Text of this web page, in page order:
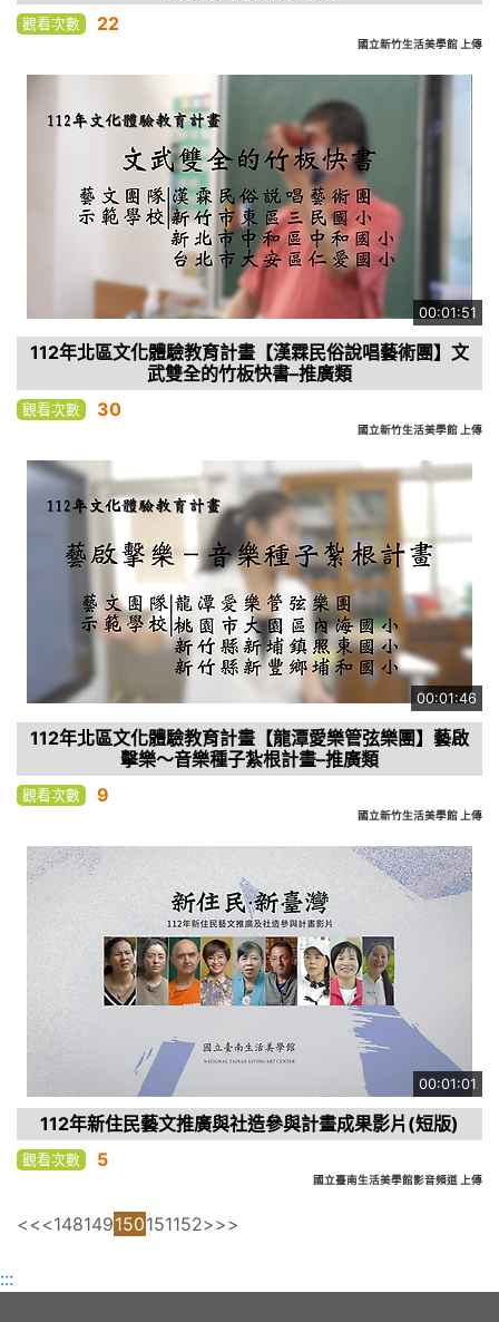
觀看次數 22
國立新竹生活美學館 上傳
00:01:51
112年北區文化體驗教育計畫【漢霖民俗說唱藝術團】文
武雙全的竹板快書–推廣類
觀看次數 30
國立新竹生活美學館 上傳
00:01:46
112年北區文化體驗教育計畫【龍潭愛樂管弦樂團】藝啟
擊樂～音樂種子紮根計畫–推廣類
觀看次數 9
國立新竹生活美學館 上傳
00:01:01
112年新住民藝文推廣與社造參與計畫成果影片(短版)
觀看次數 5
國立臺南生活美學館影音頻道 上傳
<<<148149150151152>>>
:::